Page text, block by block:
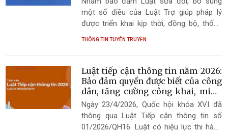
những nội dung cơ bản của Nghị quyết,
góp phần nâng cao nhận thức, trách
tranh chấp đầu tư quốc tế, xây dựng môi
và bền vững trên địa bàn..
một số điều của Luật Trợ giúp pháp lý
được triển khai kịp thời, đồng bộ, thống
nhất và hiệu quả, ngày 25/6/2026 UBND
hành Luật trên địa bàn phường.
THÔNG TIN TUYÊN TRUYỀN
Luật tiếp cận thông tin năm 2026:
Bảo đảm quyền được biết của công
dân, tăng cường công khai, minh
bạch trong hoạt động của cơ quan
nhà nước
Ngày 23/4/2026, Quốc hội khóa XVI đã
thông qua Luật Tiếp cận thông tin số
01/2026/QH16. Luật có hiệu lực thi hành